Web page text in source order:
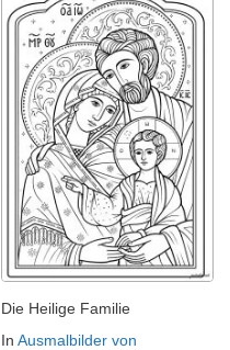
Die Heilige Familie
In Ausmalbilder von